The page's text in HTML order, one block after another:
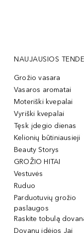
NAUJAUSIOS
Grožio vasara
Vasaros aromatai
Moteriški kvepalai
Vyriški kvepalai
Tęsk įdegio dienas
Kelionių būtiniausieji
Beauty Storys
GROŽIO HITAI
Vestuvės
Ruduo
Parduotuvių grožio
paslaugos
Raskite tobulą
Dovanų idėjos Jai